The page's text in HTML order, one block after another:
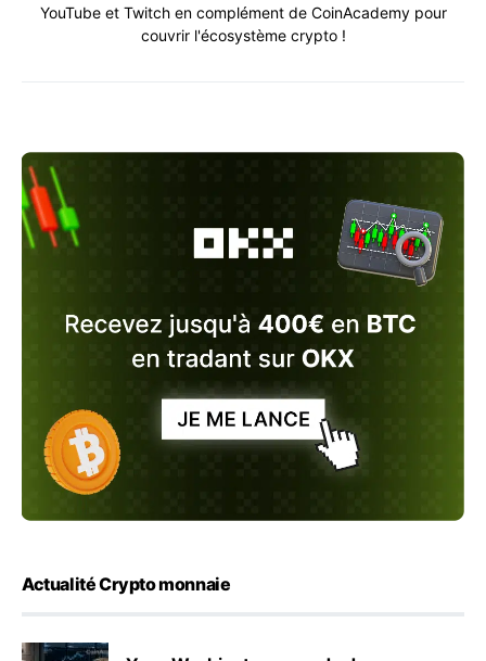
YouTube et Twitch en complément de CoinAcademy pour
couvrir l'écosystème crypto !
Actualité Crypto monnaie